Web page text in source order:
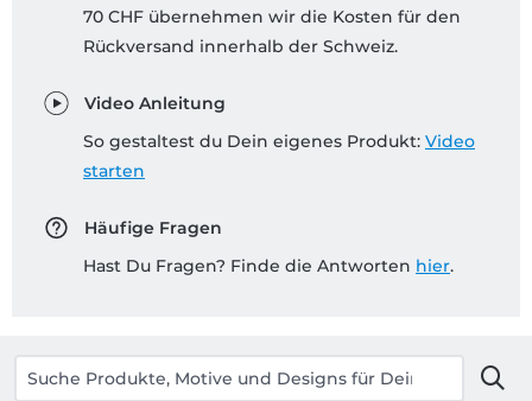
70 CHF übernehmen wir die Kosten für den
Rückversand innerhalb der Schweiz.
Video Anleitung
So gestaltest du Dein eigenes Produkt: Video
starten
Häufige Fragen
Hast Du Fragen? Finde die Antworten hier.